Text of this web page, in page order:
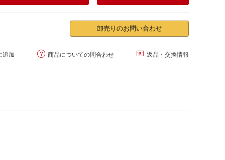
卸売りのお問い合わせ
追加  商品についての問合わせ  返品・交換情報